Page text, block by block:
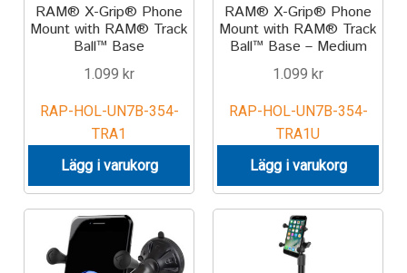
RAM® X-Grip® Phone
Mount with RAM® Track
Ball™ Base
1.099 kr
RAP-HOL-UN7B-354-
TRA1
Lägg i varukorg
RAM® X-Grip® Phone
Mount with RAM® Track
Ball™ Base – Medium
1.099 kr
RAP-HOL-UN7B-354-
TRA1U
Lägg i varukorg